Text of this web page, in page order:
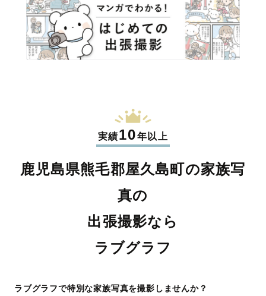
実績10年以上
鹿児島県熊毛郡屋久島町の家族写
真の
出張撮影なら
ラブグラフ
ラブグラフで特別な家族写真を撮影しませんか？